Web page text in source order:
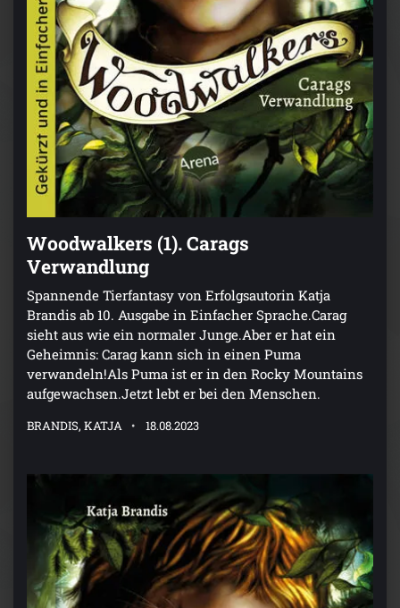
Woodwalkers (1). Carags
Verwandlung
Spannende Tierfantasy von Erfolgsautorin Katja
Brandis ab 10. Ausgabe in Einfacher Sprache.Carag
sieht aus wie ein normaler Junge.Aber er hat ein
Geheimnis: Carag kann sich in einen Puma
verwandeln!Als Puma ist er in den Rocky Mountains
aufgewachsen.Jetzt lebt er bei den Menschen.
BRANDIS, KATJA 18.08.2023